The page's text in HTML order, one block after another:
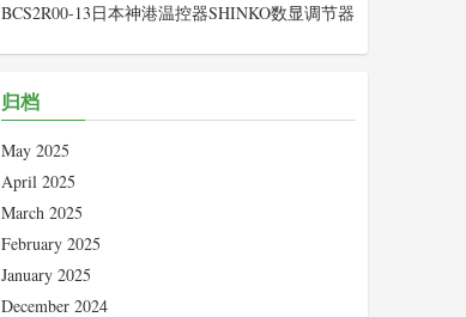
BCS2R00-13日本神港温控器SHINKO数显调节器
归档
May 2025
April 2025
March 2025
February 2025
January 2025
December 2024